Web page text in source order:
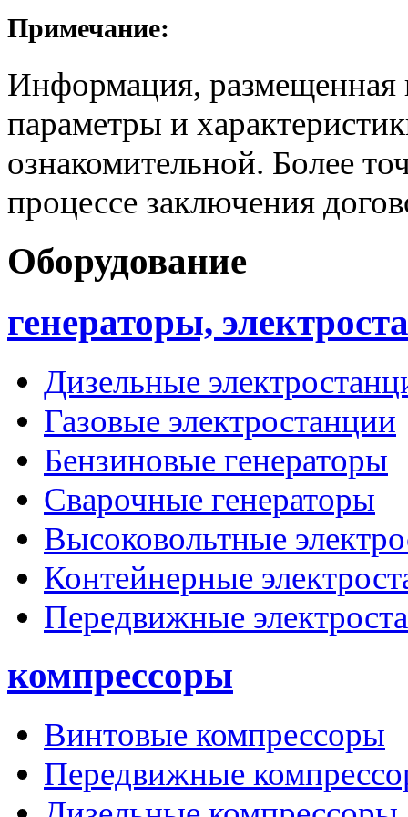
Примечание:
Информация, размещенная
параметры и
ознакомительной. Более
процессе заключения
Оборудование
генераторы,
Дизельные
Газовые электростанции
Бензиновые генераторы
Сварочные генераторы
Высоковольтные
Контейнерные
Передвижные
компрессоры
Винтовые компрессоры
Передвижные